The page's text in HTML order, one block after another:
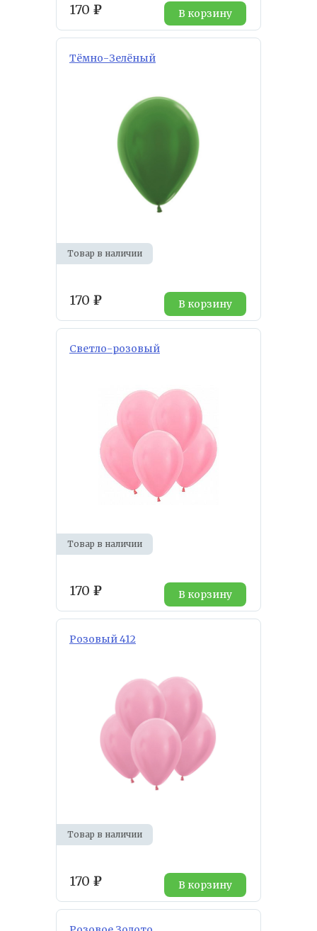
170 ₽ В корзину
Тёмно-Зелёный
Товар в наличии
170 ₽ В корзину
Светло-розовый
Товар в наличии
170 ₽ В корзину
Розовый 412
Товар в наличии
170 ₽ В корзину